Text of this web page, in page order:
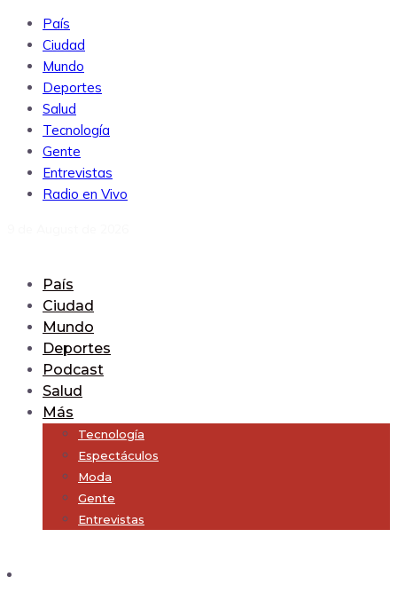
País
Ciudad
Mundo
Deportes
Salud
Tecnología
Gente
Entrevistas
Radio en Vivo
País
Ciudad
Mundo
Deportes
Podcast
Salud
Más
Tecnología
Espectáculos
Moda
Gente
Entrevistas